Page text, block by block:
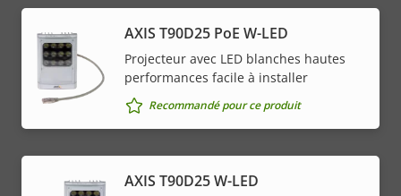
AXIS T90D25 PoE W-LED
Projecteur avec LED blanches hautes
performances facile à installer
Recommandé pour ce produit
AXIS T90D25 W-LED